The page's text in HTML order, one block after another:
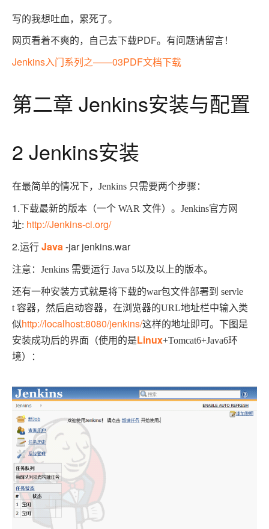
写的我想吐血，累死了。
网页看着不爽的，自己去下载PDF。有问题请留言！
Jenkins入门系列之——03PDF文档下载
第二章 Jenkins安装与配置
2 Jenkins安装
在最简单的情况下， Jenkins 只需要两个步骤：
1.下载最新的版本（一个 WAR 文件）。 Jenkins官方网
址: http://Jenkins-ci.org/
2.运行 Java-jar jenkins.war
注意：
Jenkins 需要运行 Java 5以及以上的版本。
还有一种安装方式就是将下载的war包文件部署到 servle
t 容器，然后启动容器，在浏览器的URL地址栏中输入类
似http://localhost:8080/jenkins/这样的地址即可。下图是
安装成功后的界面（使用的是Linux+Tomcat6+Java6环
境）：